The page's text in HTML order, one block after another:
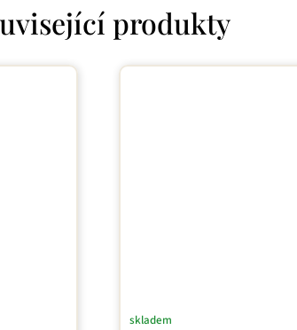
produkty
skladem